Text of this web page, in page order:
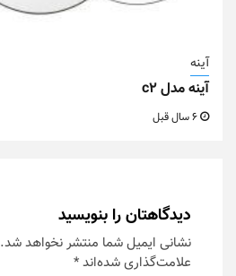
آینه
آینه مدل c2
دیدگاهتان را بنویسید
نشانی ایمیل شما منتشر نخواهد شد.
علامت‌گذاری شده‌اند*